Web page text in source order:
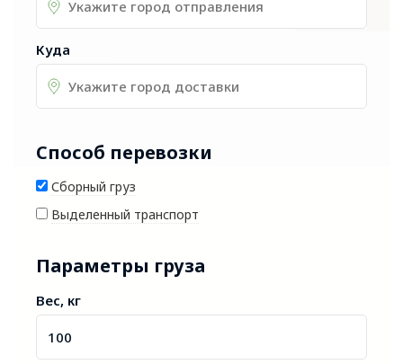
Куда
Способ перевозки
Сборный груз
Выделенный транспорт
Параметры груза
Вес, кг